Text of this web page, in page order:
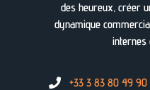
des heureux, créer
dynamique
internes
+33 3 83 80 49 90